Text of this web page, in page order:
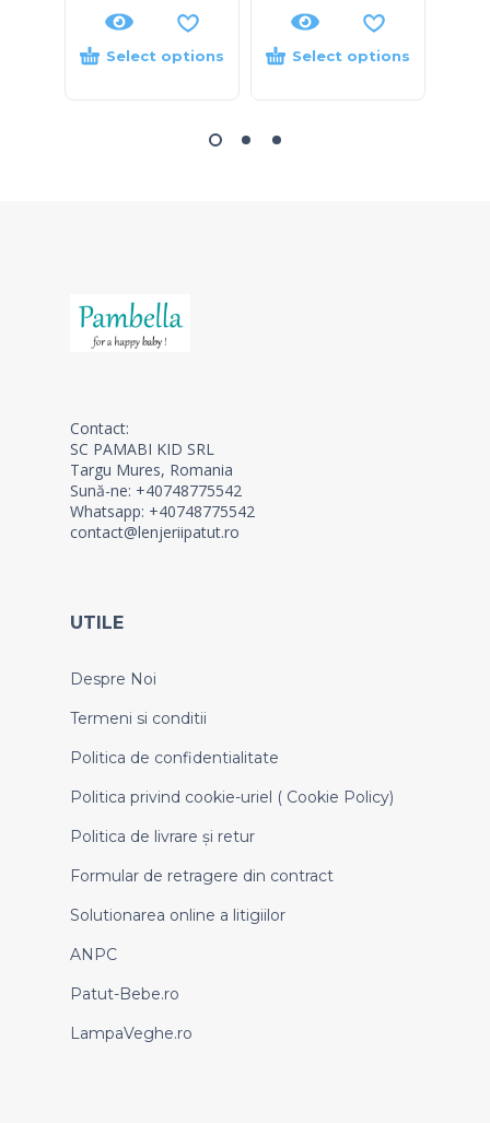
Select options Select options
Contact:
SC PAMABI KID SRL
Targu Mures, Romania
Sună-ne: +40748775542
Whatsapp: +40748775542
contact@lenjeriipatut.ro
UTILE
Despre Noi
Termeni si conditii
Politica de confidentialitate
Politica privind cookie-uriel ( Cookie Policy)
Politica de livrare și retur
Formular de retragere din contract
Solutionarea online a litigiilor
ANPC
Patut-Bebe.ro
LampaVeghe.ro